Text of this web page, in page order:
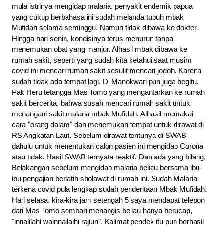
mula istrinya mengidap malaria, penyakit endemik papua
yang cukup berbahasa ini sudah melanda tubuh mbak
Mufidah selama seminggu. Namun tidak dibawa ke dokter.
Hingga hari senin, kondisinya terus menurun tanpa
menemukan obat yang manjur. Alhasil mbak dibawa ke
rumah sakit, seperti yang sudah kita ketahui saat musim
covid ini mencari rumah sakit sesulit mencari jodoh. Karena
sudah tidak ada tempat lagi. Di Manokwari pun juga begitu.
Pak Heru tetangga Mas Tomo yang mengantarkan ke rumah
sakit bercerita, bahwa susah mencari rumah sakit untuk
menangani sakit malaria mbak Mufidah. Alhasil memakai
cara "orang dalam" dan menemukan tempat untuk dirawat di
RS Angkatan Laut. Sebelum dirawat tentunya di SWAB
dahulu untuk menentukan calon pasien ini mengidap Corona
atau tidak. Hasil SWAB ternyata reaktif. Dan ada yang bilang,
Belakangan sebelum mengidap malaria beliau bersama ibu-
ibu pengajian berlatih sholawat di rumah ini. Sudah Malaria
terkena covid pula lengkap sudah penderitaan Mbak Mufidah.
Hari selasa, kira-kira jam setengah 5 saya mendapat telepon
dari Mas Tomo sembari menangis beliau hanya berucap,
"innalilahi wainnailaihi rajiun". Kalimat pendek itu pun berhasil